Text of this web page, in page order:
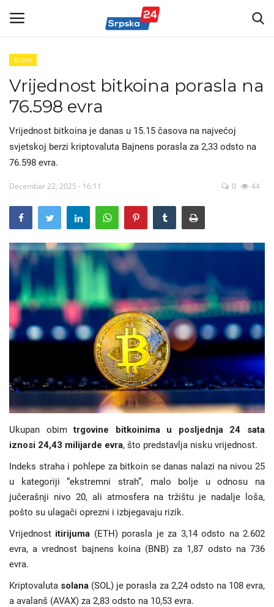
Vijesti
Kontakt
Politika
Sport
Auto-moto
Hronika
Gradovi
Biznis
Jezik
Latinica Ћирилица
Biznis
Vrijednost bitkoina porasla na
76.598 evra
Vrijednost bitkoina je danas u 15.15 časova na najvećoj
svjetskoj berzi kriptovaluta Bajnens porasla za 2,33 odsto na
76.598 evra.
Decembar 22, 2025 - 16:11 0 44
Ukupan obimtrgovine bitkoinima u posljednja 24 sata
iznosi 24,43 milijarde evra, što predstavlja nisku vrijednost.
Indeks straha i pohlepe za bitkoin se danas nalazi na nivou 25
u kategoriji “ekstremni strah”, malo bolje u odnosu na
jučerašnji nivo 20, ali atmosfera na tržištu je nadalje loša,
pošto su ulagači oprezni i izbjegavaju rizik.
Vrijednost itirijuma (ETH) porasla je za 3,14 odsto na 2.602
evra, a vrednost bajnens koina (BNB) za 1,87 odsto na 736
evra.
Kriptovaluta solana (SOL) je porasla za 2,24 odsto na 108 evra,
a avalanš (AVAX) za 2,83 odsto na 10,53 evra.